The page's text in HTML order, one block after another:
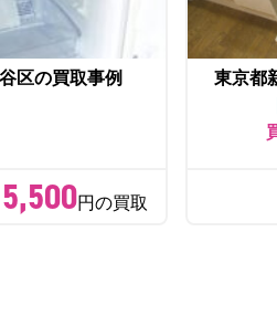
区の買取事例
5,500円の買取
東京都